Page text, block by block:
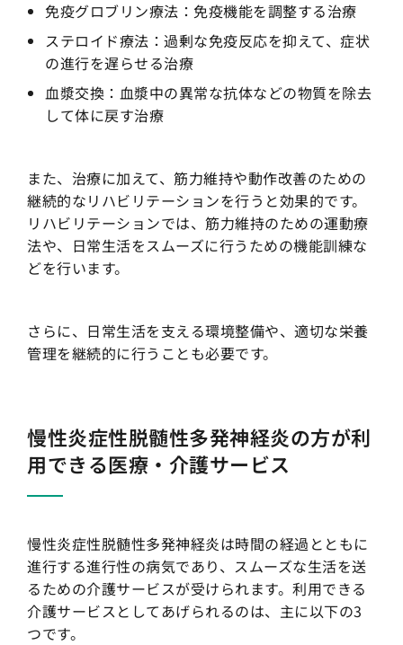
免疫グロブリン療法：免疫機能を調整する治療
ステロイド療法：過剰な免疫反応を抑えて、症状
の進行を遅らせる治療
血漿交換：血漿中の異常な抗体などの物質を除去
して体に戻す治療
また、治療に加えて、筋力維持や動作改善のための
継続的なリハビリテーションを行うと効果的です。
リハビリテーションでは、筋力維持のための運動療
法や、日常生活をスムーズに行うための機能訓練な
どを行います。
さらに、日常生活を支える環境整備や、適切な栄養
管理を継続的に行うことも必要です。
慢性炎症性脱髄性多発神経炎の方が利
用できる医療・介護サービス
慢性炎症性脱髄性多発神経炎は時間の経過とともに
進行する進行性の病気であり、スムーズな生活を送
るための介護サービスが受けられます。利用できる
介護サービスとしてあげられるのは、主に以下の3
つです。